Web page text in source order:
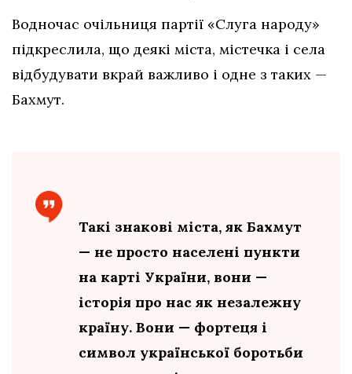
Водночас очільниця партії «Слуга народу»
підкреслила, що деякі міста, містечка і села
відбудувати вкрай важливо і одне з таких —
Бахмут.
Такі знакові міста, як Бахмут
— не просто населені пункти
на карті України, вони —
історія про нас як незалежну
країну. Вони — фортеця і
символ української боротьби